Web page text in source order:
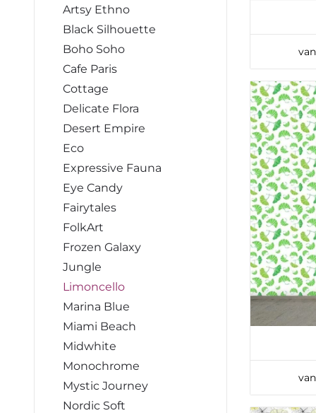
Artsy Ethno
Black Silhouette
Boho Soho
Cafe Paris
Cottage
Delicate Flora
Desert Empire
Eco
Expressive Fauna
Eye Candy
Fairytales
FolkArt
Frozen Galaxy
Jungle
Limoncello
Marina Blue
Miami Beach
Midwhite
Monochrome
Mystic Journey
Nordic Soft